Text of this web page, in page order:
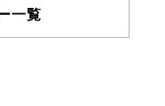
一覧